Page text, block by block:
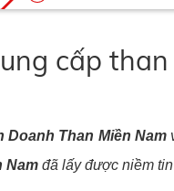
cấp
Doanh Than Miền Nam
Nam đã lấy được niềm